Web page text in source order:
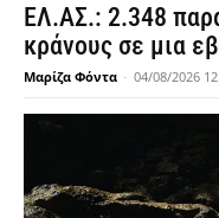
ΕΛ.ΑΣ.: 2.348
κράνους σε μια
Μαρίζα Φόντα - 04/08/2026